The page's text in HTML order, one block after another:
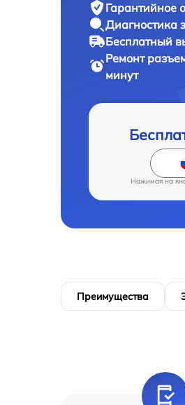
Гарантийное
Диагностика
Бесплатный
Ремонт
минут
Нажимая на
Преимущества